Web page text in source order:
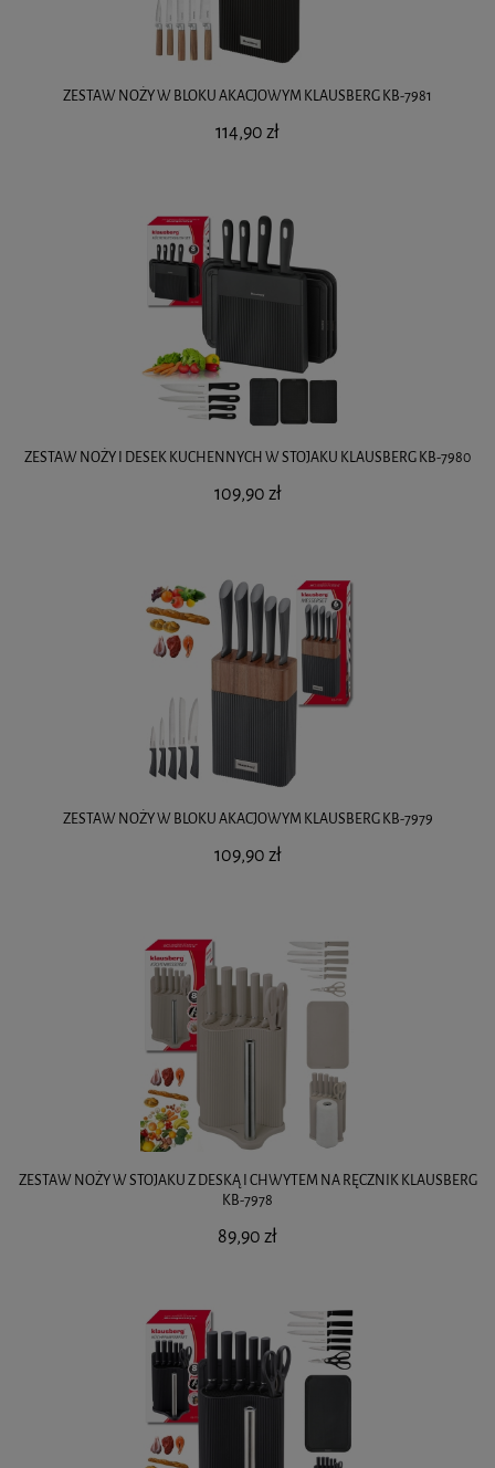
ZESTAW NOŻY W BLOKU AKACJOWYM KLAUSBERG KB-7981
114,90 zł
ZESTAW NOŻY I DESEK KUCHENNYCH W STOJAKU KLAUSBERG KB-7980
109,90 zł
ZESTAW NOŻY W BLOKU AKACJOWYM KLAUSBERG KB-7979
109,90 zł
ZESTAW NOŻY W STOJAKU Z DESKĄ I CHWYTEM NA RĘCZNIK KLAUSBERG
KB-7978
89,90 zł